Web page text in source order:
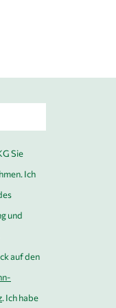
Sie
Ich
und
auf den
. Ich habe